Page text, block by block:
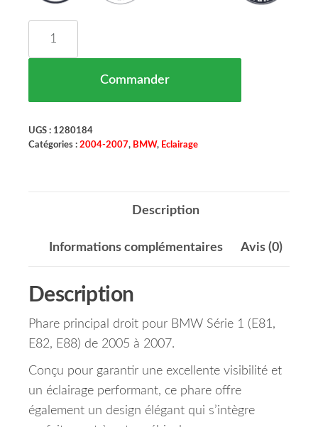
Commander
UGS : 1280184
Catégories : 2004-2007, BMW, Eclairage
Description
Informations complémentaires Avis (0)
Description
Phare principal droit pour BMW Série 1 (E81,
E82, E88) de 2005 à 2007.
Conçu pour garantir une excellente visibilité et
un éclairage performant, ce phare offre
également un design élégant qui s’intègre